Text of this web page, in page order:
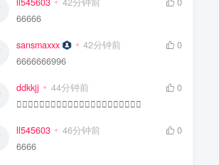
66666
sansmaxxx 42分钟前
0
6666666996
ddkkjj 44分钟前
0
👍🏻👍🏻👍🏻👍🏻👍🏻👍🏻👍🏻👍🏻👍🏻👍🏻👍🏻
ll545603 46分钟前
0
6666